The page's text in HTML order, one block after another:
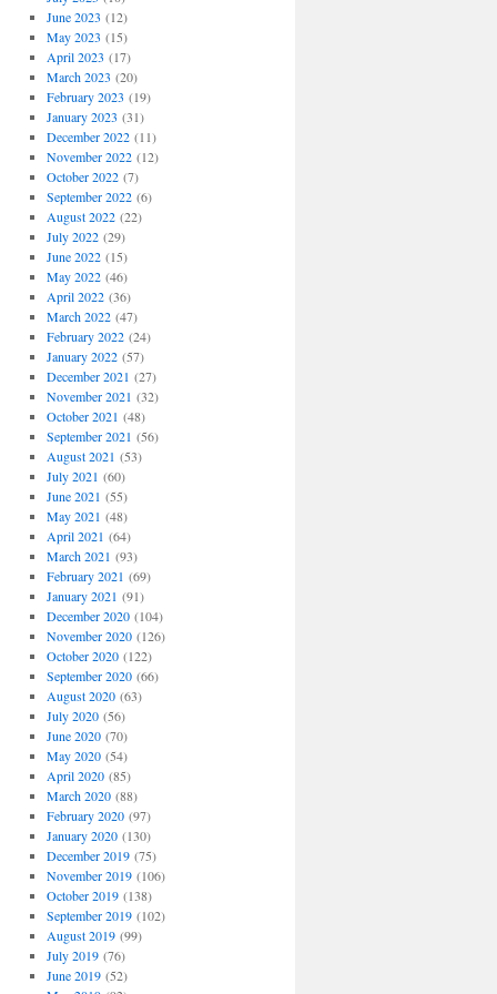
June 2023 (12)
May 2023 (15)
April 2023 (17)
March 2023 (20)
February 2023 (19)
January 2023 (31)
December 2022(11)
November 2022(12)
October 2022(7)
September 2022(6)
August 2022(22)
July 2022(29)
June 2022(15)
May 2022(46)
April 2022(36)
March 2022(47)
February 2022(24)
January 2022(57)
December 2021 (27)
November 2021 (32)
October 2021 (48)
September 2021 (56)
August 2021 (53)
July 2021 (60)
June 2021 (55)
May 2021 (48)
April 2021 (64)
March 2021 (93)
February 2021 (69)
January 2021 (91)
December 2020(104)
November 2020(126)
October 2020(122)
September 2020(66)
August 2020(63)
July 2020(56)
June 2020(70)
May 2020(54)
April 2020(85)
March 2020(88)
February 2020(97)
January 2020(130)
December 2019(75)
November 2019(106)
October 2019(138)
September 2019(102)
August 2019(99)
July 2019(76)
June 2019(52)